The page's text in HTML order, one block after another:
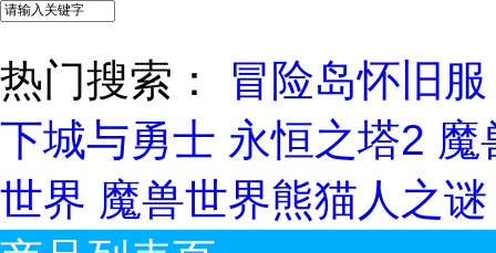
热门搜索： 冒险岛怀旧
下城与勇士 永恒之塔2 魔
世界 魔兽世界熊猫人之